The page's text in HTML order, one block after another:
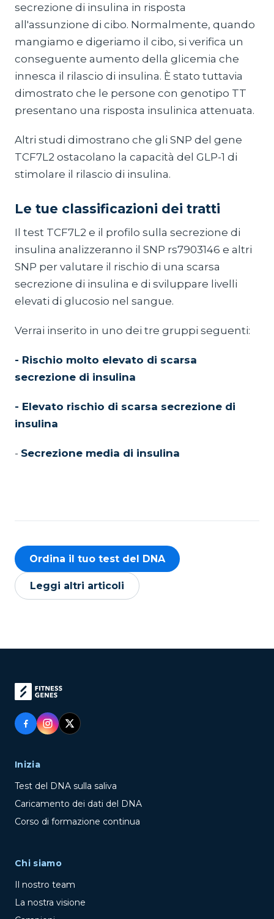
secrezione di insulina in risposta
all'assunzione di cibo. Normalmente, quando
mangiamo e digeriamo il cibo, si verifica un
conseguente aumento della glicemia che
innesca il rilascio di insulina. È stato tuttavia
dimostrato che le persone con genotipo TT
presentano una risposta insulinica attenuata.
Altri studi dimostrano che gli SNP del gene
TCF7L2 ostacolano la capacità del GLP-1 di
stimolare il rilascio di insulina.
Le tue classificazioni dei tratti
Il test TCF7L2 e il profilo sulla secrezione di
insulina analizzeranno il SNP rs7903146 e altri
SNP per valutare il rischio di una scarsa
secrezione di insulina e di sviluppare livelli
elevati di glucosio nel sangue.
Verrai inserito in uno dei tre gruppi seguenti:
- Rischio molto elevato di scarsa
secrezione di insulina
- Elevato rischio di scarsa secrezione di
insulina
- Secrezione media di insulina
Ordina il tuo test del DNA
Leggi altri articoli
Inizia
Test del DNA sulla saliva
Caricamento dei dati del DNA
Corso di formazione continua
Chi siamo
Il nostro team
La nostra visione